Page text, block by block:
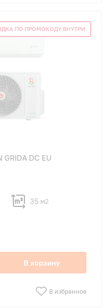
ПО ПРОМОКОДУ ВНУТРИ
DC EU
35 м2
В корзину
В избранное